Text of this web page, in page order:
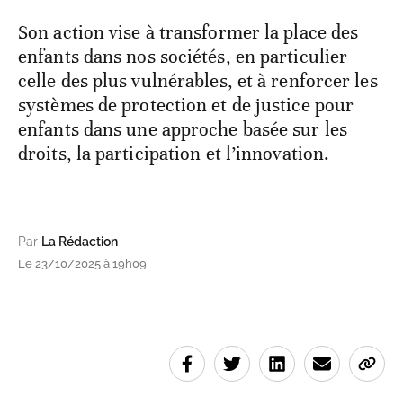
Son action vise à transformer la place des
enfants dans nos sociétés, en particulier
celle des plus vulnérables, et à renforcer les
systèmes de protection et de justice pour
enfants dans une approche basée sur les
droits, la participation et l’innovation.
Par La Rédaction
Le 23/10/2025 à 19h09